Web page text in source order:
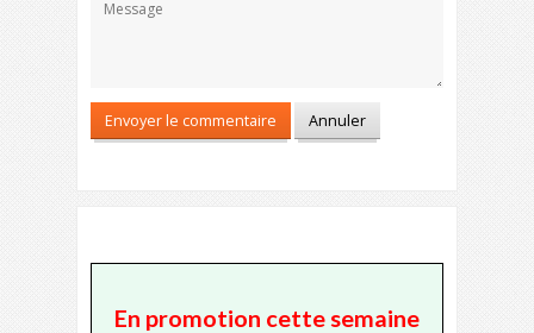
En promotion cette semaine